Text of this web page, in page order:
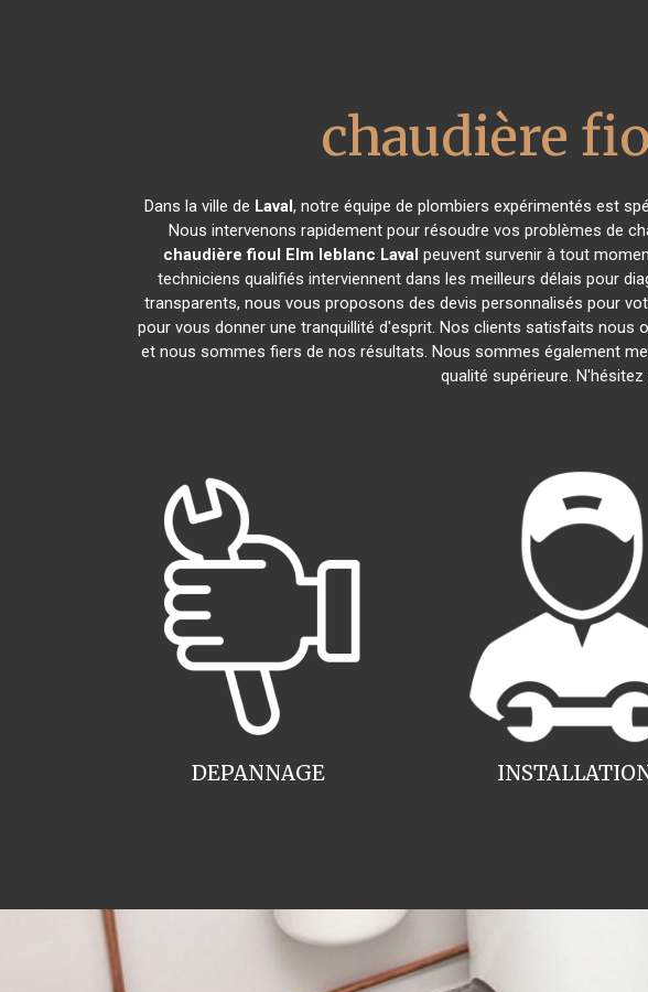
chaudière
Dans la ville de Laval, notre équipe de plombiers expérimentés est
Nous intervenons rapidement pour résoudre vos problèmes de
chaudière fioul Elm leblanc Laval peuvent survenir à tout
techniciens qualifiés interviennent dans les meilleurs délais pour
transparents, nous vous proposons des devis personnalisés pour
pour vous donner une tranquillité d'esprit. Nos clients satisfaits
et nous sommes fiers de nos résultats. Nous sommes également
qualité supérieure.
DEPANNAGE